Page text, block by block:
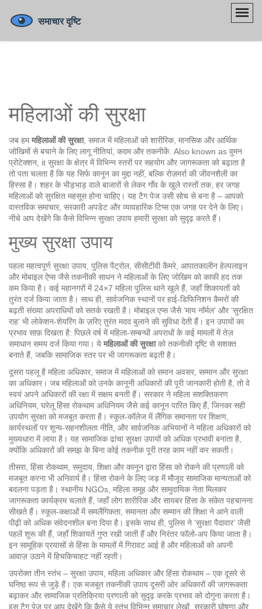
महिलाओं की सुरक्षा
जब हममहिलाओं की सुरक्षा, समाज में महिलाओं को शारीरिक, मानसिक और आर्थिक
जोखिमों से बचाने के लिए लागू नीतियां, कदम और तकनीकें. Also known as वुमन
प्रोटेक्शन , it सुरक्षा के क्षेत्र में विभिन्न स्तरों पर सहयोग और जागरूकता को बढ़ाता है
तो पता चलता है कि यह सिर्फ कानून का मुद्दा नहीं, बल्कि रोज़मर्रा की जीवनशैली का
हिस्सा है। शहर के भीड़भाड़ वाले बाजारों से लेकर गाँव के खुले रास्तों तक, हर जगह
महिलाओं को सुरक्षित महसूस होना चाहिए। यह टैग पेज उसी सोच से बना है – आपको
वास्तविक समाचार, सरकारी अपडेट और व्यावहारिक टिप्स एक जगह पर देने के लिए।
नीचे आप देखेंगे कि कैसे विभिन्न सुरक्षा उपाय हमारी सुरक्षा को सुदृढ़ करते हैं।
मुख्य सुरक्षा उपाय
पहला महत्वपूर्ण सुरक्षा उपाय पुलिस पैट्रोल, सीसीटीवी कैमरे, आपातकालीन हेल्पलाइन
और मोबाइल ऐप्स जैसे तकनीकी साधन ने महिलाओं के लिए जोखिम को काफी हद तक
कम किया है। कई महानगरों में 24×7 महिला पुलिस थाने खुले हैं, जहाँ शिकायतों को
तुरंत दर्ज किया जाता है। साथ ही, सार्वजनिक स्थानों पर हाई‑डिफिनिशन कैमरों की
बढ़ती संख्या अपराधियों को सतर्क रखती है। मोबाइल एप्स जैसे ‘माय नॉर्मल’ और ‘सुरक्षित
राह’ भी लोकेशन‑शेयरिंग के ज़रिए तुरंत मदद बुलाने की सुविधा देती हैं। इन उपायों का
प्रभाव साफ़ दिखता है: पिछले वर्ष में महिला‑सम्बन्धी अपराधों के कई मामलों में तेज़
समाधान समय दर्ज किया गया। ये महिलाओं की सुरक्षाको तकनीकी दृष्टि से सशक्त
बनाते हैं, जबकि सामाजिक स्तर पर भी जागरूकता बढ़ती है।
दूसरा पहलू है महिला अधिकार समाज में महिलाओं को समान अवसर, सम्मान और सुरक्षा
का अधिकार । जब महिलाओं को उनके कानूनी अधिकारों की पूरी जानकारी होती है, तो वे
स्वयं अपने अधिकारों की रक्षा में सक्षम बनती हैं। सरकार ने महिला सशक्तिकरण
अधिनियम, घरेलू हिंसा रोकथाम अधिनियम जैसे कई कानून पारित किए हैं, जिनका सही
उपयोग सुरक्षा को मजबूत करता है। स्कूल‑कॉलेज में लैंगिक समानता पर शिक्षण,
कार्यस्थलों पर शून्य‑सहनशीलता नीति, और सार्वजनिक अभियानों ने महिला अधिकारों को
मुख्यधारा में लाया है। यह सामाजिक ढांचा सुरक्षा उपायों को अधिक प्रभावी बनाता है,
क्योंकि अधिकारों की समझ के बिना कोई तकनीक पूरी तरह काम नहीं कर सकती।
तीसरा, हिंसा रोकथाम, समुदाय, शिक्षा और कानून द्वारा हिंसा को रोकने की प्रणालीको
मजबूत करना भी अनिवार्य है। हिंसा रोकने के लिए जड़ में मौजूद सामाजिक मान्यताओं को
बदलना पड़ता है। स्थानीय NGOs, महिला समूह और सामुदायिक नेता मिलकर
जागरूकता कार्यक्रम चलाते हैं, जहाँ लोग शारीरिक और सायबर हिंसा के संकेत पहचानना
सीखते हैं। स्कूल‑कक्षाओं में समलैंगिकता, समानता और सम्मान की शिक्षा ने आने वाली
पीढ़ी को अधिक संवेदनशील बना दिया है। इसके साथ ही, पुलिस ने ‘सुरक्षा पैदावार’ जैसी
पहलें शुरू की हैं, जहाँ शिकायतें गुप्त रखी जाती हैं और निरंतर फॉलो‑अप किया जाता है।
इन सामूहिक प्रयासों से हिंसा के मामलों में गिरावट आई है और महिलाओं को अपनी
आवाज़ उठाने में हिचकिचाहट नहीं रहती।
उपरोक्त तीन स्तंभ – सुरक्षा उपाय, महिला अधिकार और हिंसा रोकथाम – एक दूसरे से
घनिष्ठ रूप से जुड़े हैं। एक मजबूत तकनीकी उपाय दूसरी ओर अधिकारों की जागरूकता
बढ़ाकर और सामाजिक प्रतिक्रिया प्रणाली को सुदृढ़ करके प्रभाव को दोगुना करता है।
इस टैग पेज पर आप देखेंगे कि कैसे ये स्तंभ विभिन्न समाचार लेखों, सरकारी घोषणा और